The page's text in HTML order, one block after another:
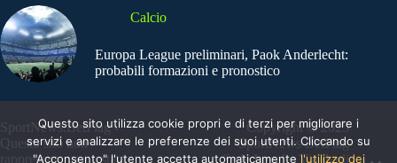
Calcio
Europa League preliminari, Paok Anderlecht:
probabili formazioni e pronostico
SportNews.BetFlag -
Questo sito non
rappresenta una testata
Copyright © 2025
SportNews BetFlag
Sede Legale: Via degli
Questo sito utilizza cookie propri e di terzi per migliorare i
servizi e analizzare le preferenze dei suoi utenti. Cliccando su
"Acconsento" l'utente accetta automaticamente l'utilizzo dei